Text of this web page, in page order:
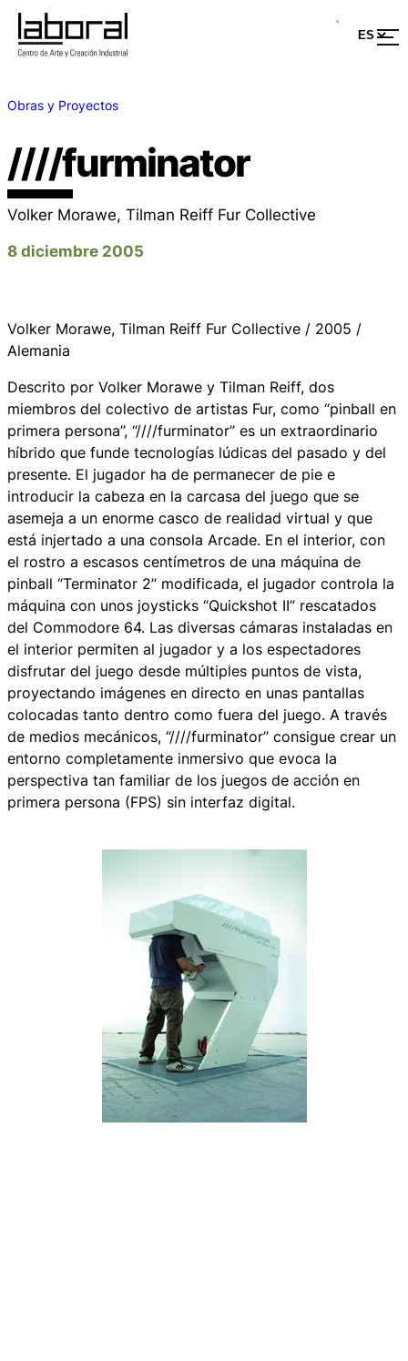
Obras y Proyectos
////furminator
Volker Morawe, Tilman Reiff Fur Collective
8 diciembre 2005
Volker Morawe, Tilman Reiff Fur Collective / 2005 /
Alemania
Descrito por Volker Morawe y Tilman Reiff, dos
miembros del colectivo de artistas Fur, como “pinball en
primera persona”, “////furminator” es un extraordinario
híbrido que funde tecnologías lúdicas del pasado y del
presente. El jugador ha de permanecer de pie e
introducir la cabeza en la carcasa del juego que se
asemeja a un enorme casco de realidad virtual y que
está injertado a una consola Arcade. En el interior, con
el rostro a escasos centímetros de una máquina de
pinball “Terminator 2” modificada, el jugador controla la
máquina con unos joysticks “Quickshot II” rescatados
del Commodore 64. Las diversas cámaras instaladas en
el interior permiten al jugador y a los espectadores
disfrutar del juego desde múltiples puntos de vista,
proyectando imágenes en directo en unas pantallas
colocadas tanto dentro como fuera del juego. A través
de medios mecánicos, “////furminator” consigue crear un
entorno completamente inmersivo que evoca la
perspectiva tan familiar de los juegos de acción en
primera persona (FPS) sin interfaz digital.